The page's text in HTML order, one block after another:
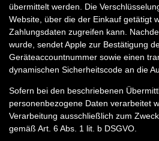
übermittelt werden. Die
Website, über die der Einkauf getätigt
Zahlungsdaten zugreifen kann.
wurde, sendet Apple zur Bestätigung
Geräteaccountnummer sowie einen
dynamischen Sicherheitscode an die
Sofern bei den beschriebenen
personenbezogene Daten verarbeitet
Verarbeitung ausschließlich zum
gemäß Art. 6 Abs. 1 lit. b DSGVO.